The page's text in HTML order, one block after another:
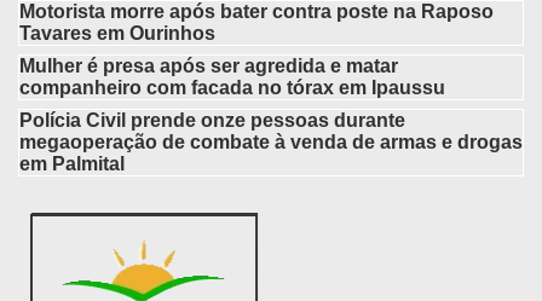
Motorista morre após bater contra poste na Raposo
Tavares em Ourinhos
Mulher é presa após ser agredida e matar
companheiro com facada no tórax em Ipaussu
Polícia Civil prende onze pessoas durante
megaoperação de combate à venda de armas e drogas
em Palmital